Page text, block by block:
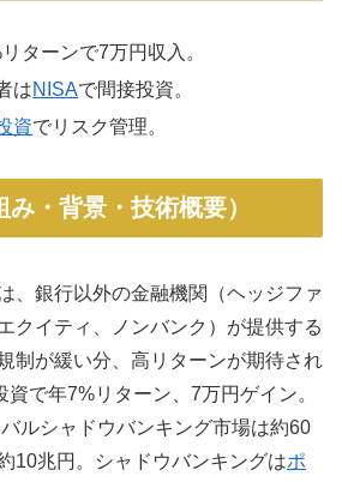
ターンで7万円収入。
はNISAで間接投資。
資でリスク管理。
・背景・技術概要）
、銀行以外の金融機関（ヘッジファ
クイティ、ノンバンク）が提供する
制が緩い分、高リターンが期待され
資で年7%リターン、7万円ゲイン。
ルシャドウバンキング市場は約60
10兆円。シャドウバンキングはポ